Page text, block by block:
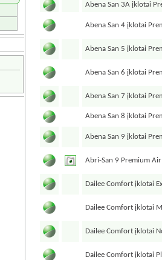
Abena San 3A įklotai
Abena San 4 įklotai
Abena San 5 įklotai
Abena San 6 įklotai
Abena San 7 įklotai
Abena San 8 įklotai
Abena San 9 įklotai
Abri-San 9 Premium
Dailee Comfort įklotai
Dailee Comfort įklotai
Dailee Comfort įklotai
Dailee Comfort įklotai